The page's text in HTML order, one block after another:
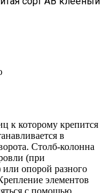
к которому крепится
в
Столб-колонна
(при
или опорой разного
элементов
с помощью